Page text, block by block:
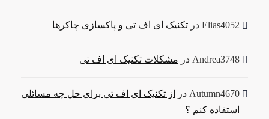
Elias4052 در تکنیک ای اف تی و پاکسازی چاکرها
Andrea3748 در مشکلات تکنیک ای اف تی
Autumn4670 در
از تکنیک ای اف تی برای حل چه مسائلی
استفاده کنم ؟